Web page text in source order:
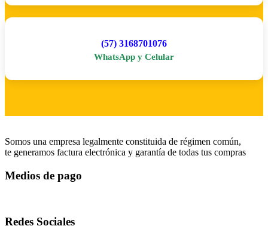
(57) 3168701076
WhatsApp y Celular
Somos una empresa legalmente constituida de régimen común,
te generamos factura electrónica y garantía de todas tus compras
Medios de pago
Redes Sociales